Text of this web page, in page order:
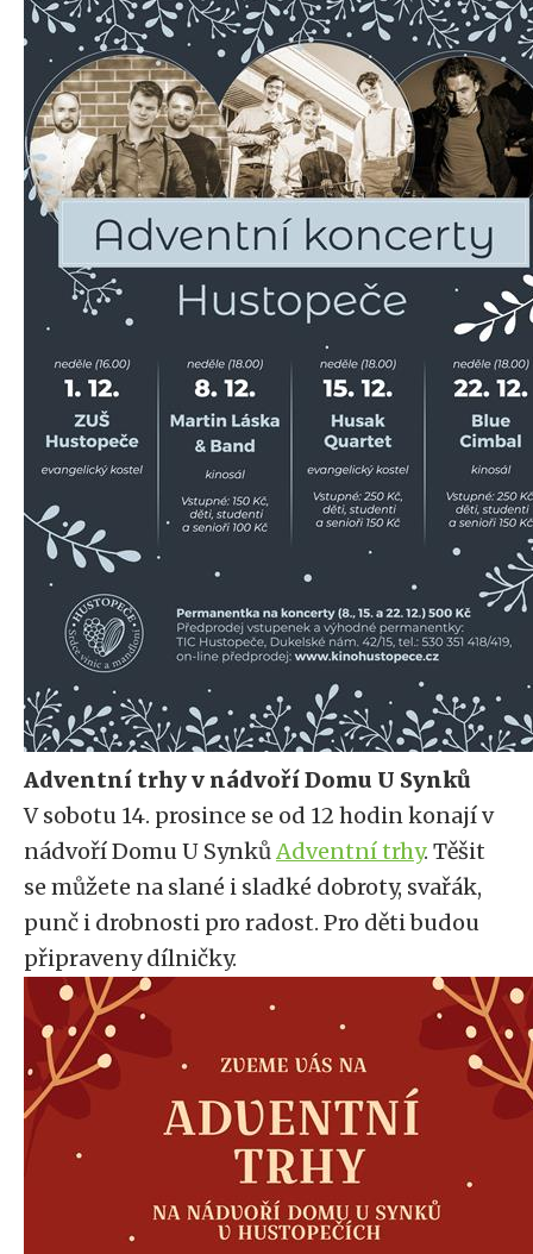
Adventní trhy v nádvoří Domu U Synků
V sobotu 14. prosince se od 12 hodin konají v
nádvoří Domu U SynkůAdventní trhy. Těšit
se můžete na slané i sladké dobroty, svařák,
punč i drobnosti pro radost. Pro děti budou
připraveny dílničky.